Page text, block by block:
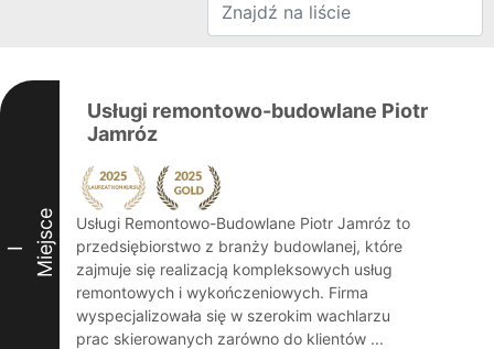
I Miejsce
Usługi remontowo-budowlane Piotr
Jamróz
Usługi Remontowo-Budowlane Piotr Jamróz to
przedsiębiorstwo z branży budowlanej, które
zajmuje się realizacją kompleksowych usług
remontowych i wykończeniowych. Firma
wyspecjalizowała się w szerokim wachlarzu
prac skierowanych zarówno do klientów ...